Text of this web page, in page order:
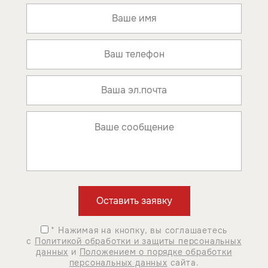
* Нажимая на кнопку, вы соглашаетесь
с Политикой обработки и защиты персональных
данных и Положением о порядке обработки
персональных данных сайта.